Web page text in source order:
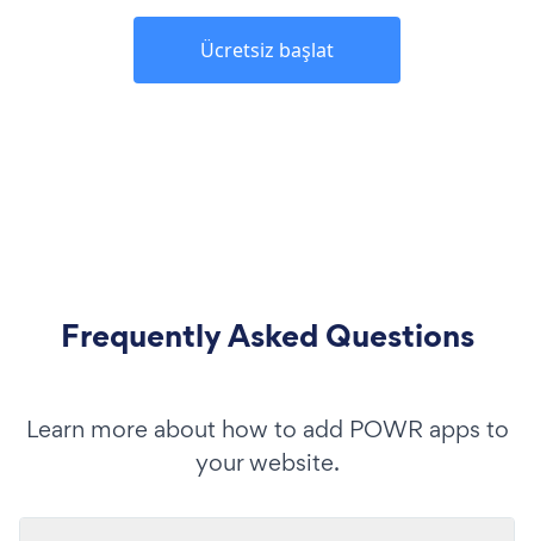
Ücretsiz başlat
Frequently Asked Questions
Learn more about how to add POWR apps to
your website.